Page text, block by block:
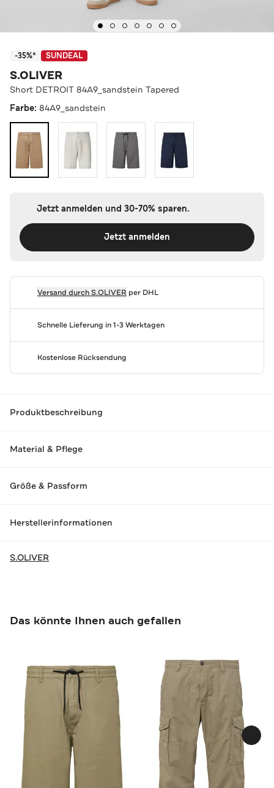
-35%* SUNDEAL
S.OLIVER
Short DETROIT 84A9_sandstein Tapered
Farbe: 84A9_sandstein
Jetzt anmelden und 30-70% sparen.
Jetzt anmelden
Versand durchS.OLIVER per DHL
Schnelle Lieferung in 1-3 Werktagen
Kostenlose Rücksendung
Produktbeschreibung
Material & Pflege
Größe & Passform
Herstellerinformationen
S.OLIVER
Das könnte Ihnen auch gefallen